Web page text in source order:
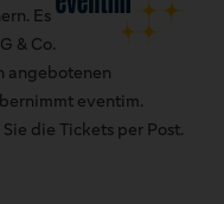
Es
& Co.
angebotenen
eventim.
die Tickets per Post.